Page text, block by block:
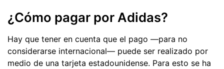
¿Cómo pagar por Adidas?
Hay que tener en cuenta que el pago —para no
considerarse internacional— puede ser realizado por
medio de una tarjeta estadounidense. Para esto se ha